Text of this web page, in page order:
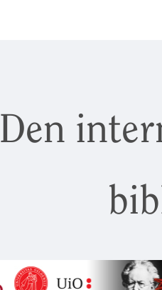
Den